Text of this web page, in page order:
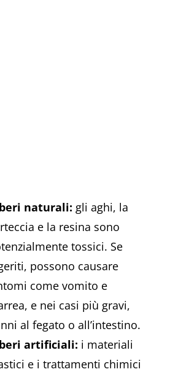
naturali: gli aghi, la
e la resina sono
tossici. Se
possono causare
come vomito e
e nei casi più gravi,
al fegato o all’intestino.
artificiali: i materiali
e i trattamenti chimici